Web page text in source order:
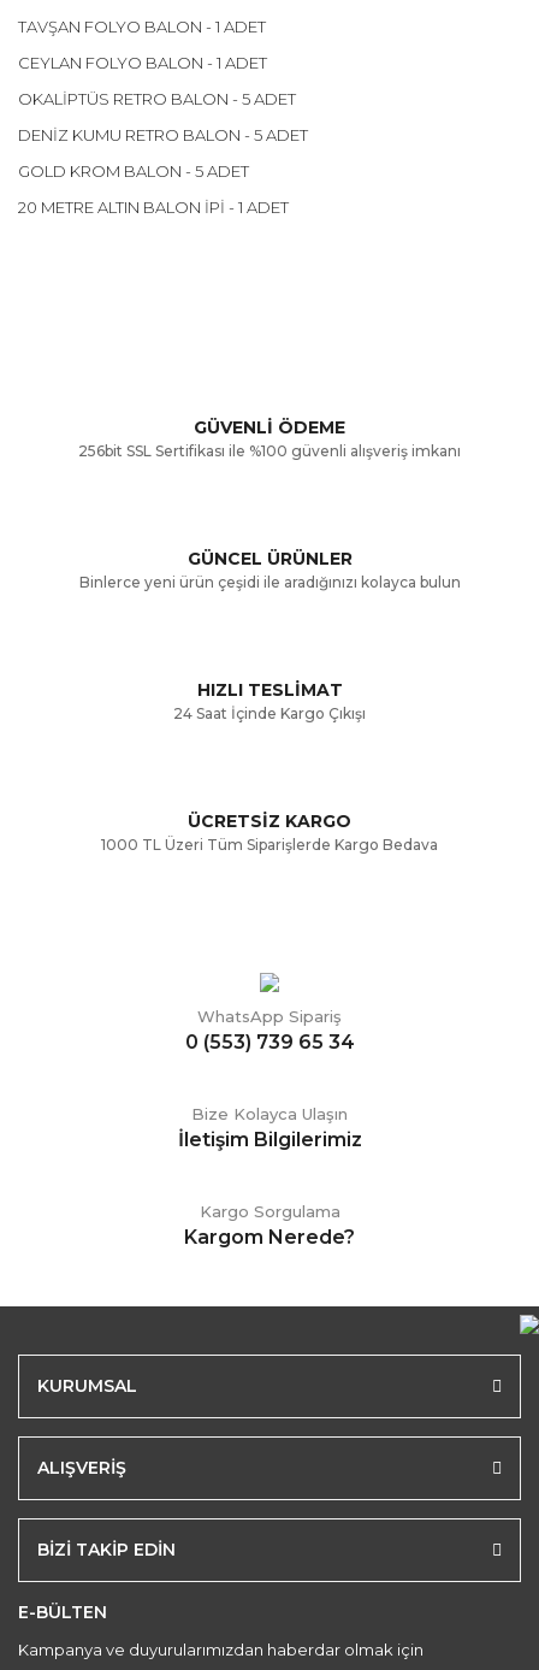
TAVŞAN FOLYO BALON - 1 ADET
CEYLAN FOLYO BALON - 1 ADET
OKALİPTÜS RETRO BALON - 5 ADET
DENİZ KUMU RETRO BALON - 5 ADET
GOLD KROM BALON - 5 ADET
20 METRE ALTIN BALON İPİ - 1 ADET
Ürün resmi kalitesiz, bozuk veya görüntülenemiyor.
Ürün bilgilerinde hatalar bulunuyor.
Gönder
GÜVENLİ ÖDEME
256bit SSL Sertifikası ile %100 güvenli alışveriş imkanı
GÜNCEL ÜRÜNLER
Binlerce yeni ürün çeşidi ile aradığınızı kolayca bulun
HIZLI TESLİMAT
24 Saat İçinde Kargo Çıkışı
ÜCRETSİZ KARGO
1000 TL Üzeri Tüm Siparişlerde Kargo Bedava
WhatsApp Sipariş
0 (553) 739 65 34
Bize Kolayca Ulaşın
İletişim Bilgilerimiz
Kargo Sorgulama
Kargom Nerede?
KURUMSAL
ALIŞVERİŞ
BİZİ TAKİP EDİN
E-BÜLTEN
Kampanya ve duyurularımızdan haberdar olmak için